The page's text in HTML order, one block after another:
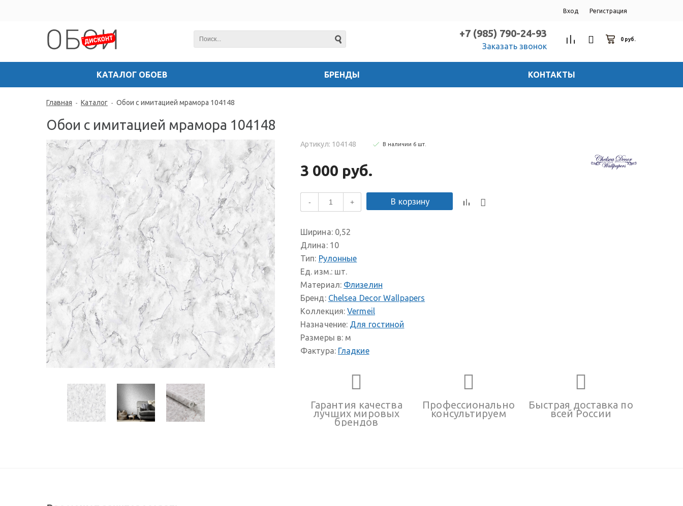
Вход Регистрация
+7 (985) 790-24-93
Заказать звонок
0 руб.
КАТАЛОГ ОБОЕВ БРЕНДЫ КОНТАКТЫ
Главная - Каталог - Обои с имитацией мрамора 104148
Обои с имитацией мрамора 104148
Артикул: 104148 В наличии 6 шт
3 000 руб.
- + В корзину
Ширина:0,52
Длина:10
Тип: Рулонные
Ед. изм.:шт.
Материал: Флизелин
Бренд: Chelsea Decor Wallpapers
Коллекция: Vermeil
Назначение: Для гостиной
Размеры в: м
Фактура: Гладкие
Гарантия качества
лучших мировых
брендов
Профессионально
консультируем
Быстрая доставка по
всей России